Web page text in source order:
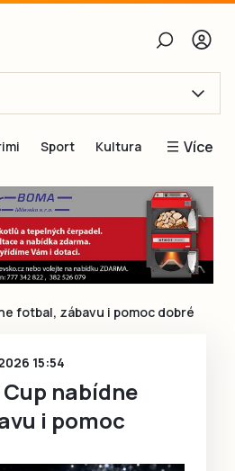
Obnovit heslo
se
se přes Facebook
Sport Kultura Více
Blogy
Inspirace
Čtenáři píší
Speciální přílohy
fotbal, zábavu i pomoc dobré
15:54
nabídne
i pomoc